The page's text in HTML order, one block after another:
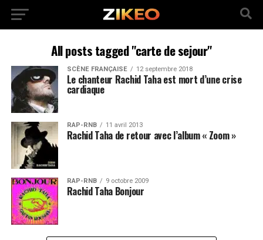
All posts tagged "carte de sejour"
SCÈNE FRANÇAISE 12 septembre 2018
Le chanteur Rachid Taha est mort d’une crise
cardiaque
RAP-RNB 11 avril 2013
Rachid Taha de retour avec l’album « Zoom »
RAP-RNB 9 octobre 2009
Rachid Taha Bonjour